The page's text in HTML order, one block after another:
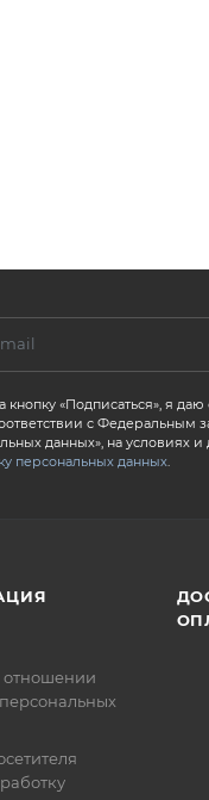
«Подписаться», я
с Федеральным
данных», на условиях
персональных данных.
отношении